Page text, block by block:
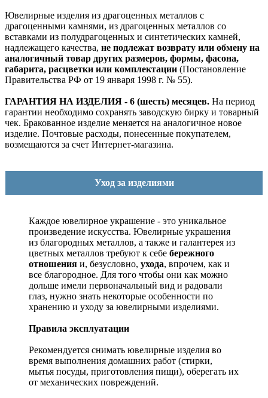
Ювелирные изделия из драгоценных металлов с
драгоценными камнями, из драгоценных металлов со
вставками из полудрагоценных и синтетических камней,
надлежащего качества, не подлежат возврату или обмену на
аналогичный товар других размеров, формы, фасона,
габарита, расцветки или комплектации (Постановление
Правительства РФ от 19 января 1998 г. № 55).
ГАРАНТИЯ НА ИЗДЕЛИЯ - 6 (шесть) месяцев. На период
гарантии необходимо сохранять заводскую бирку и товарный
чек. Бракованное изделие меняется на аналогичное новое
изделие. Почтовые расходы, понесенные покупателем,
возмещаются за счет Интернет-магазина.
Уход за изделиями
Каждое ювелирное украшение - это уникальное
произведение искусства. Ювелирные украшения
из благородных металлов, а также и галантерея из
цветных металлов требуют к себе бережного
отношения и, безусловно, ухода, впрочем, как и
все благородное. Для того чтобы они как можно
дольше имели первоначальный вид и радовали
глаз, нужно знать некоторые особенности по
хранению и уходу за ювелирными изделиями.
Правила эксплуатации
Рекомендуется снимать ювелирные изделия во
время выполнения домашних работ (стирки,
мытья посуды, приготовления пищи), оберегать их
от механических повреждений.